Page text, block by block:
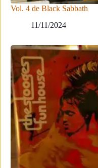
Vol. 4 de Black Sabbath
11/11/2024